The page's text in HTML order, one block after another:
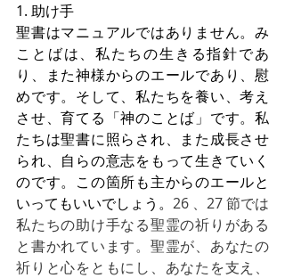
1. 助け手
聖書はマニュアルではありません。み
ことばは、私たちの生きる指針であ
り、また神様からのエールであり、慰
めです。そして、私たちを養い、考え
させ、育てる「神のことば」です。私
たちは聖書に照らされ、また成長させ
られ、自らの意志をもって生きていく
のです。この箇所も主からのエールと
いってもいいでしょう。 26 、27 節では
私たちの助け手なる聖霊の祈りがある
と書かれています。聖霊が、あなたの
祈りと心をともにし、あなたを支え、